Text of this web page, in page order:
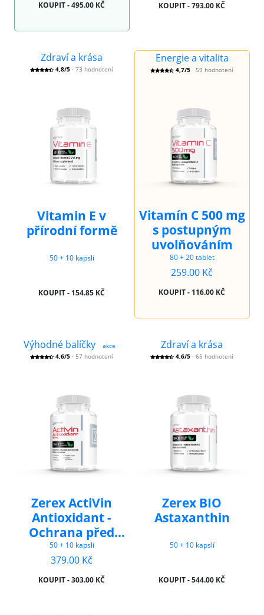
KOUPIT - 495.00 KČ KOUPIT - 793.00 KČ
Zdraví a krása
4,8/5 · 73 hodnotení
Vitamin E v
přírodní formě
50 + 10 kapslí
KOUPIT - 154.85 KČ
Energie a vitalita
4,7/5 · 59 hodnotení
Vitamín C 500 mg
s postupným
uvolňováním
80 + 20 tablet
259.00 Kč
KOUPIT - 116.00 KČ
Výhodné balíčky
akce
4,6/5 · 57 hodnotení
Zerex ActiVin
Antioxidant -
Ochrana před
oxidačním
stresem
50 + 10 kapslí
379.00 Kč
KOUPIT - 303.00 KČ
Zdraví a krása
4,6/5 · 65 hodnotení
Zerex BIO
Astaxanthin
50 + 10 kapslí
KOUPIT - 544.00 KČ